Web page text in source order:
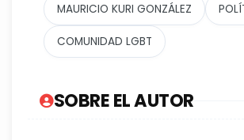
MAURICIO KURI GONZÁLEZ
COMUNIDAD LGBT
SOBRE EL AUTOR